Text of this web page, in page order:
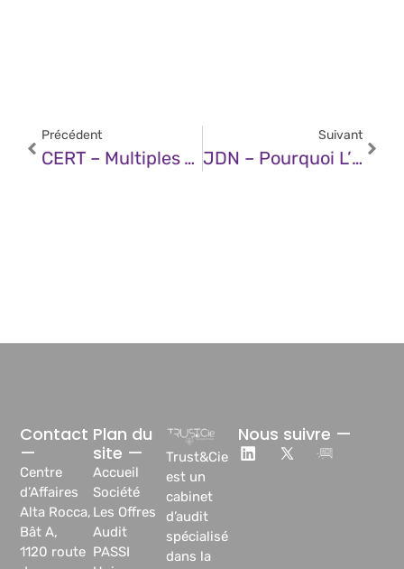
Précédent
CERT – Multiples Vulnérabilités Dans Les Produits Microsoft (23 Octobre 2025)
Suivant
JDN – Pourquoi L’IA Générative Rend L’apprentissage Des Mathématiques Plus Essentiel Que Jamais
Trust&Cie
est un
cabinet
d’audit
spécialisé
dans la
Plan du
site —
Accueil
Société
Les Offres
Audit
PASSI
Contact
—
Centre
d’Affaires
Alta Rocca,
Bât A,
1120 route
Nous suivre —